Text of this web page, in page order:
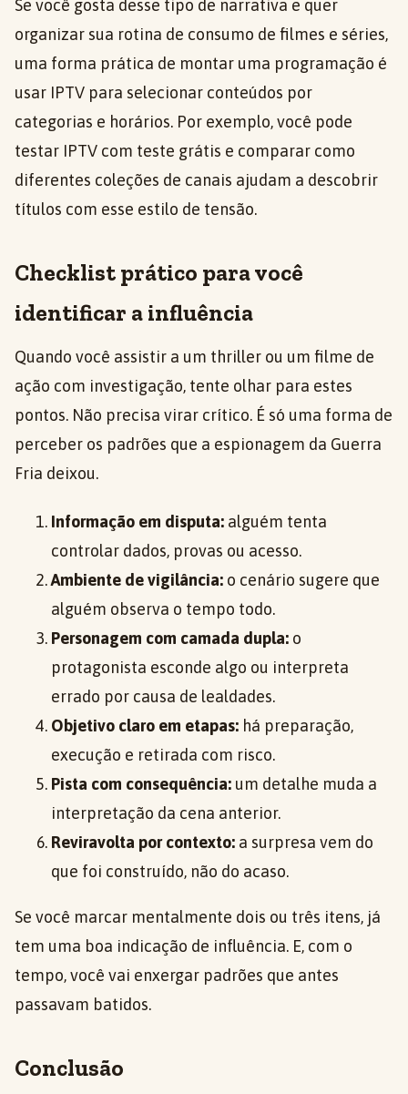
Se você gosta desse tipo de narrativa e quer
organizar sua rotina de consumo de filmes e séries,
uma forma prática de montar uma programação é
usar IPTV para selecionar conteúdos por
categorias e horários. Por exemplo, você pode
testar IPTV com teste grátis e comparar como
diferentes coleções de canais ajudam a descobrir
títulos com esse estilo de tensão.
Checklist prático para você
identificar a influência
Quando você assistir a um thriller ou um filme de
ação com investigação, tente olhar para estes
pontos. Não precisa virar crítico. É só uma forma de
perceber os padrões que a espionagem da Guerra
Fria deixou.
Informação em disputa: alguém tenta
controlar dados, provas ou acesso.
Ambiente de vigilância: o cenário sugere que
alguém observa o tempo todo.
Personagem com camada dupla: o
protagonista esconde algo ou interpreta
errado por causa de lealdades.
Objetivo claro em etapas: há preparação,
execução e retirada com risco.
Pista com consequência: um detalhe muda a
interpretação da cena anterior.
Reviravolta por contexto: a surpresa vem do
que foi construído, não do acaso.
Se você marcar mentalmente dois ou três itens, já
tem uma boa indicação de influência. E, com o
tempo, você vai enxergar padrões que antes
passavam batidos.
Conclusão